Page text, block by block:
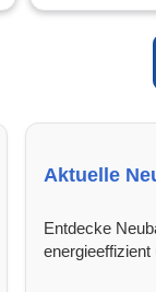
Aktuelle
Entdecke